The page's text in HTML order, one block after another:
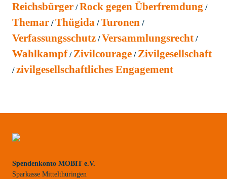
Reichsbürger Rock gegen Überfremdung
Themar Thügida Turonen
Verfassungsschutz Versammlungsrecht
Wahlkampf Zivilcourage Zivilgesellschaft
zivilgesellschaftliches Engagement
Spendenkonto MOBIT e.V.
Sparkasse Mittelthüringen